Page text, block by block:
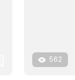
562